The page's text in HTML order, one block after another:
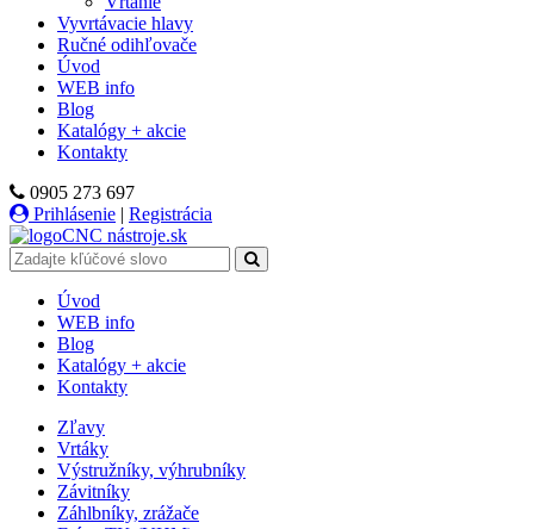
Vyvrtávacie hlavy
Ručné odihľovače
Úvod
WEB info
Blog
Katalógy + akcie
Kontakty
0905 273 697
Prihlásenie | Registrácia
CNC nástroje.sk
Úvod
WEB info
Blog
Katalógy + akcie
Kontakty
Zľavy
Vrtáky
Výstružníky, výhrubníky
Závitníky
Záhlbníky, zrážače